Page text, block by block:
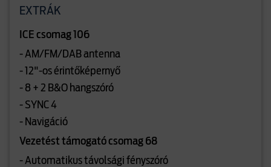
EXTRÁK
ICE csomag 106
- AM/FM/DAB antenna
- 12"-os érintőképernyő
- 8 + 2 B&O hangszóró
- SYNC 4
- Navigáció
Vezetést támogató csomag 68
- Automatikus távolsági fényszóró